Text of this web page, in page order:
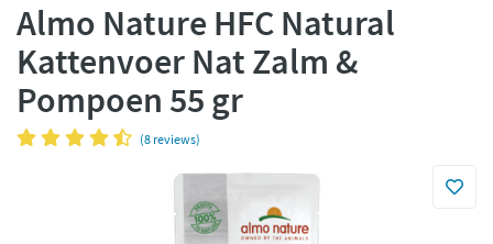
Betaal met Klarna
Almo Nature HFC Natural
Kattenvoer Nat Zalm &
Pompoen 55 gr
(8 reviews)